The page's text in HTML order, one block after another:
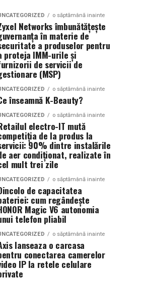
o săptămână inainte
Networks îmbunătățește
în materie de
a produselor pentru
proteja IMM-urile și
de servicii de
(MSP)
o săptămână inainte
înseamnă K-Beauty?
o săptămână inainte
electro-IT mută
de la produs la
90% dintre instalările
aer condiționat, realizate în
mult trei zile
o săptămână inainte
de capacitatea
cum regândește
Magic V6 autonomia
telefon pliabil
o săptămână inainte
lanseaza o carcasa
conectarea camerelor
IP la retele celulare